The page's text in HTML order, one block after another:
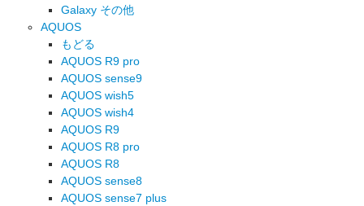
Galaxy その他
AQUOS
もどる
AQUOS R9 pro
AQUOS sense9
AQUOS wish5
AQUOS wish4
AQUOS R9
AQUOS R8 pro
AQUOS R8
AQUOS sense8
AQUOS sense7 plus